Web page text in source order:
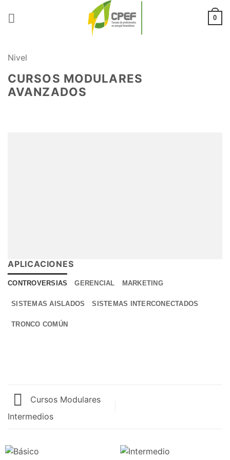
0
Nivel
CURSOS MODULARES
AVANZADOS
APLICACIONES
CONTROVERSIAS GERENCIAL MARKETING
SISTEMAS AISLADOS SISTEMAS INTERCONECTADOS
TRONCO COMÚN
Cursos Modulares
Intermedios